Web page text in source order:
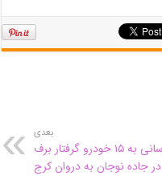
بعدی
امداد رسانی به ۱۵ خودرو گرفتار برف
در جاده نوجان به دروان کرج